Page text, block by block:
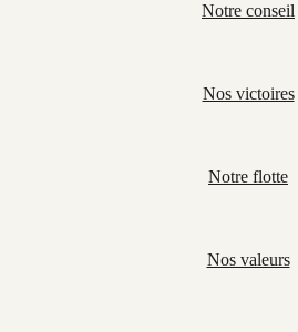
Notre conseil
Nos victoires
Notre flotte
Nos valeurs